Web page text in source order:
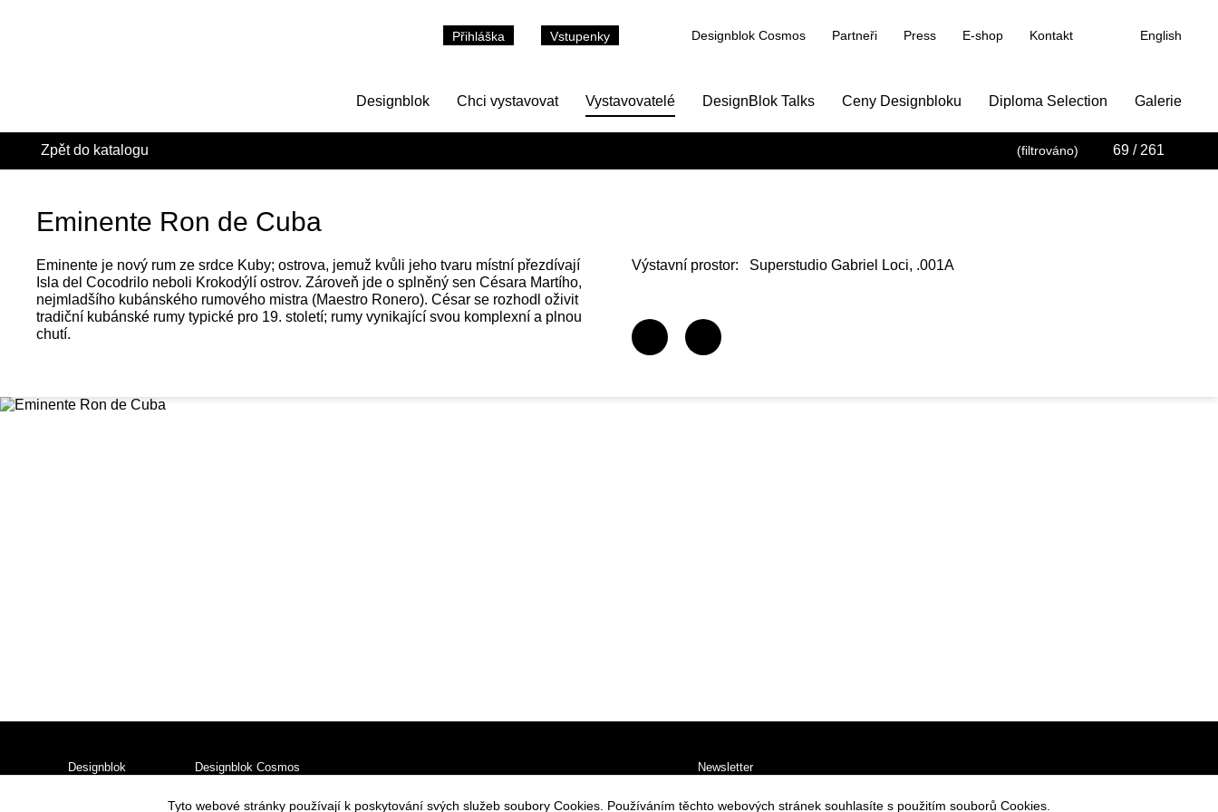
Přihláška Vstupenky Designblok Cosmos Partneři Press E-shop Kontakt English
Designblok Chci vystavovat Vystavovatelé DesignBlok Talks Ceny Designbloku Diploma Selection Galerie
Zpět do katalogu (filtrováno) 69 / 261
Eminente Ron de Cuba
Eminente je nový rum ze srdce Kuby; ostrova, jemuž kvůli jeho tvaru místní přezdívají
Isla del Cocodrilo neboli Krokodýlí ostrov. Zároveň jde o splněný sen Césara Martího,
nejmladšího kubánského rumového mistra (Maestro Ronero). César se rozhodl oživit
tradiční kubánské rumy typické pro 19. století; rumy vynikající svou komplexní a plnou
chutí.
Výstavní prostor: Superstudio Gabriel Loci, .001A
Designblok
Designblok Cosmos
Press
Newsletter
Tyto webové stránky používají k poskytování svých služeb soubory Cookies. Používáním těchto webových stránek souhlasíte s použitím souborů Cookies.